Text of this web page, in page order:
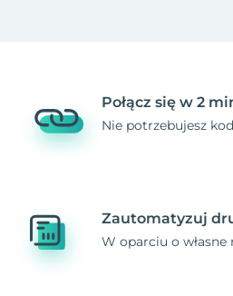
Połącz się w 2
Nie potrzebujesz
Zautomatyzuj
W oparciu o własne